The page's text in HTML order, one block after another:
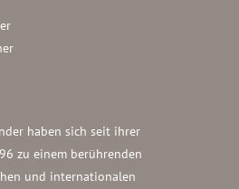
haben sich seit ihrer
zu einem berührenden
und internationalen